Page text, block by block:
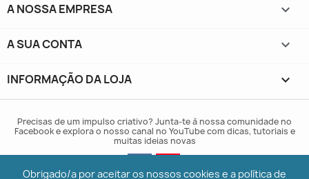
A NOSSA EMPRESA 
A SUA CONTA 
INFORMAÇÃO DA LOJA keyboard_arrow_down
Obrigado/a por aceitar os nossos cookies e a política de
Precisas de um impulso criativo? Junta-te à nossa comunidade no
Facebook e explora o nosso canal no YouTube com dicas, tutoriais e
muitas ideias novas